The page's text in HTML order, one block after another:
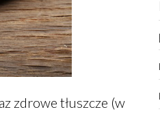
zdrowe tłuszcze (w